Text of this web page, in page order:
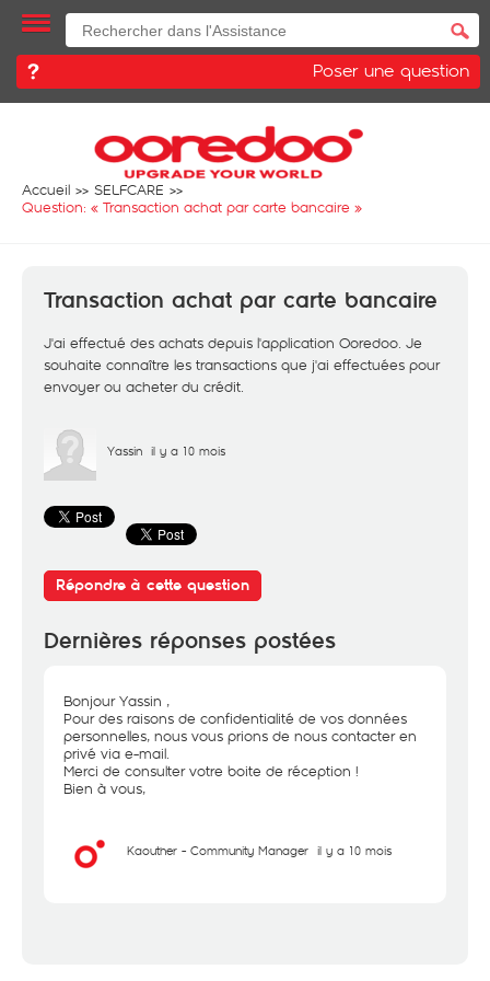
Poser une question
Accueil
SELFCARE
Question: « Transaction achat par carte bancaire »
Transaction achat par carte bancaire
J'ai effectué des achats depuis l'application Ooredoo. Je
souhaite connaître les transactions que j'ai effectuées pour
envoyer ou acheter du crédit.
Yassin il y a 10 mois
Répondre à cette question
Dernières réponses postées
Bonjour Yassin ,
Pour des raisons de confidentialité de vos données
personnelles, nous vous prions de nous contacter en
privé via e-mail.
Merci de consulter votre boite de réception !
Bien à vous,
Kaouther - Community Manager il y a 10 mois